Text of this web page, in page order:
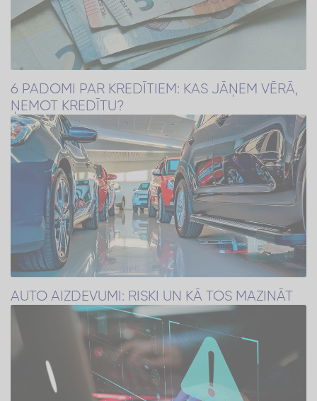
6 PADOMI PAR KREDĪTIEM: KAS JĀŅEM VĒRĀ,
ŅEMOT KREDĪTU?
AUTO AIZDEVUMI: RISKI UN KĀ TOS MAZINĀT